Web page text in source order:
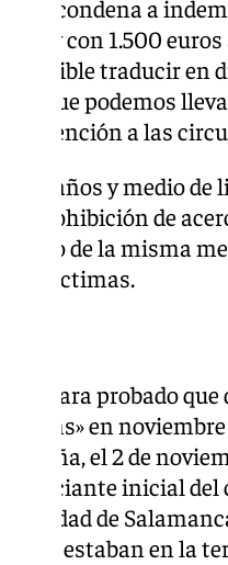
y le condena a
y con 1.500
es posible traducir
que podemos
atención a las
años y medio
de prohibición de
año de la misma
víctimas.
declara probado
en
España, el 2 de
inicial
de
estaban en la